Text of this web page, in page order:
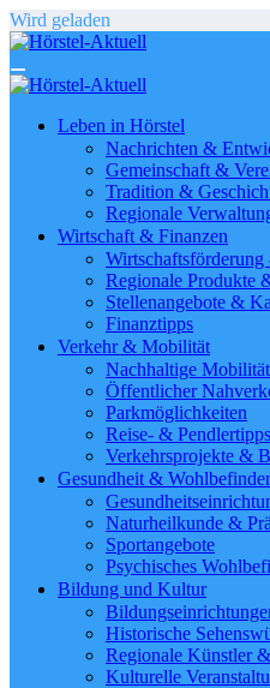
Zum
Inhalt
Wird geladen
Leben in Hörstel
Nachrichten &
Gemeinschaft &
Tradition &
Regionale
Wirtschaft & Finanzen
Regionale Produkte
Stellenangebote &
Finanztipps
Verkehr & Mobilität
Nachhaltige Mobilität
Öffentlicher
Parkmöglichkeiten
Reise- & Pendlertipps
Verkehrsprojekte &
Gesundheit &
Naturheilkunde &
Sportangebote
Psychisches
Bildung und Kultur
Historische
Regionale Künstler
Kulturelle